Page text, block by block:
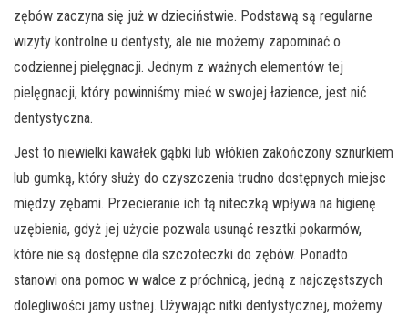
zębów zaczyna się już w dzieciństwie. Podstawą są regularne
wizyty kontrolne u dentysty, ale nie możemy zapominać o
codziennej pielęgnacji. Jednym z ważnych elementów tej
pielęgnacji, który powinniśmy mieć w swojej łazience, jest nić
dentystyczna.
Jest to niewielki kawałek gąbki lub włókien zakończony sznurkiem
lub gumką, który służy do czyszczenia trudno dostępnych miejsc
między zębami. Przecieranie ich tą niteczką wpływa na higienę
uzębienia, gdyż jej użycie pozwala usunąć resztki pokarmów,
które nie są dostępne dla szczoteczki do zębów. Ponadto
stanowi ona pomoc w walce z próchnicą, jedną z najczęstszych
dolegliwości jamy ustnej. Używając nitki dentystycznej, możemy